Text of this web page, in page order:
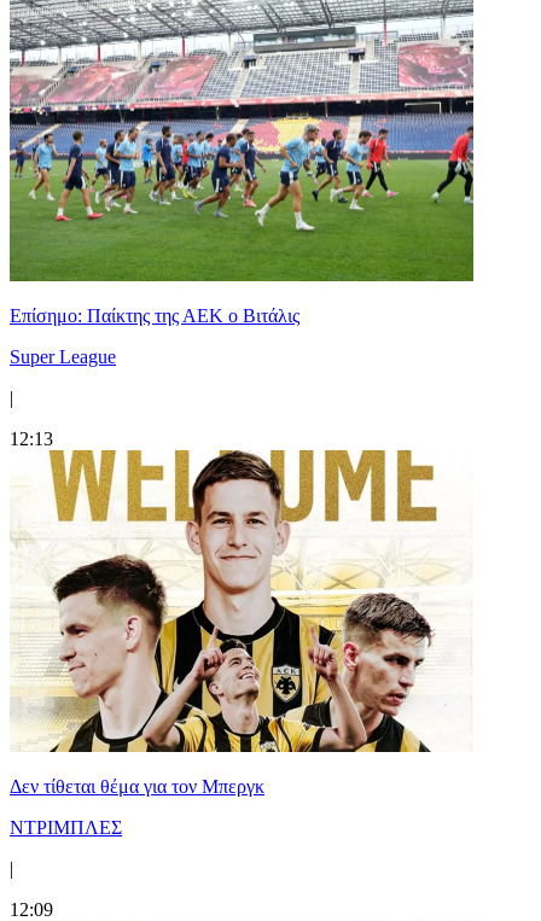
Επίσημο: Παίκτης της ΑΕΚ ο Βιτάλις
Super League
|
12:13
Δεν τίθεται θέμα για τον Μπεργκ
ΝΤΡΙΜΠΛΕΣ
|
12:09